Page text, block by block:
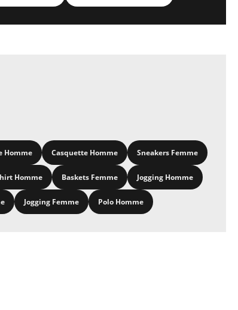
Homme Casquette Homme Sneakers Femme
Homme Baskets Femme Jogging Homme
Jogging Femme Polo Homme